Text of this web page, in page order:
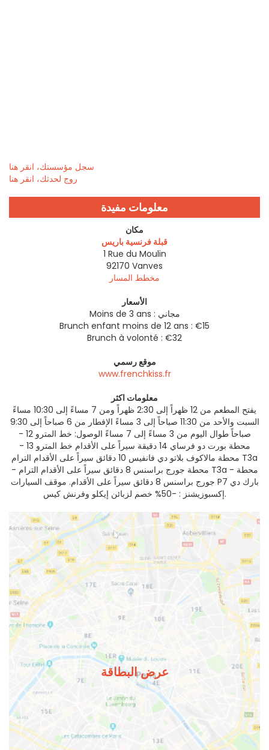
سجل مؤسستك، انقر هنا
روج لحدثك، انقر هنا
معلومات مفيدة
مكان
قبلة فرنسية باريس
1 Rue du Moulin
92170 Vanves
مخطط المسار
الأسعار
Moins de 3 ans : مجاني
Brunch enfant moins de 12 ans : €15
Brunch à volonté : €32
موقع رسمي
www.frenchkiss.fr
معلومات اكثر
يفتح المطعم من 12 ظهراً إلى 2:30 ظهراً ومن 7 مساءً إلى 10:30 مساءً
السبت والأحد من 11:30 صباحاً إلى 3 مساءً الإفطار من 6 صباحاً إلى 9:30
صباحاً طوال اليوم من 3 مساءً إلى 7 مساءً الوصول: خط المترو 12 -
محطة بورت دو فرساي 14 دقيقة سيراً على الأقدام خط المترو 13 -
محطة مالاكوف بلاتو دي فانفيس 10 دقائق سيراً على الأقدام الترام T3a
- محطة جورج براسنس 8 دقائق سيراً على الأقدام الترام T3a - محطة
جورج براسنس 8 دقائق سيراً على الأقدام. موقف السيارات P7 بارك دي
إكسبوزيشنز : -50% خصم لزبائن إيكلو وفرنش كيس.
عرض البطاقة